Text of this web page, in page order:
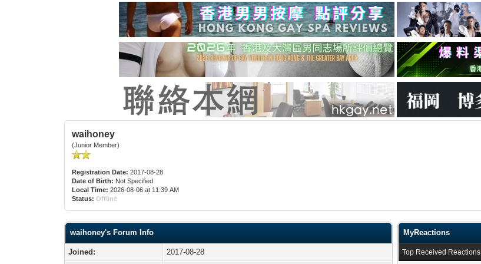
waihoney
(Junior Member)
Registration Date: 2017-08-28
Date of Birth: Not Specified
Local Time: 2026-08-06 at 11:39 AM
Status: Offline
waihoney's Forum Info
Joined:
2017-08-28
MyReactions
Top Received Reactions